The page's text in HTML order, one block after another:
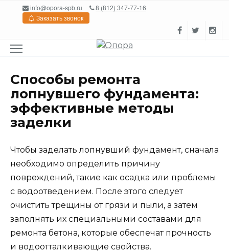
Перейтиinfo@opora-spb.ru
8 (812) 347-77-16
Заказать звонок
Способы ремонта
лопнувшего фундамента:
эффективные методы
заделки
Чтобы заделать лопнувший фундамент, сначала
необходимо определить причину
повреждений, такие как осадка или проблемы
с водоотведением. После этого следует
очистить трещины от грязи и пыли, а затем
заполнять их специальными составами для
ремонта бетона, которые обеспечат прочность
и водоотталкивающие свойства.